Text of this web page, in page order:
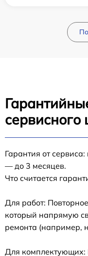
сервисного
Гарантия от
— до 3 месяцев.
Что считается
Для работ:
который напрямую
ремонта (например,
Для